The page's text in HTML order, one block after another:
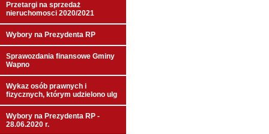
Przetargi na sprzedaż
nieruchomosci 2020/2021
Wybory na Prezydenta RP
Sprawozdania finansowe Gminy
Wapno
Wykaz osób prawnych i
fizycznych, którym udzielono ulg
Wybory na Prezydenta RP -
28.06.2020 r.